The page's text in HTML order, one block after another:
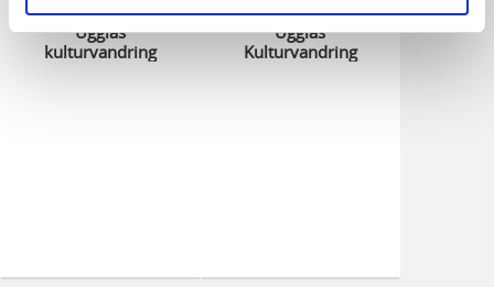
Fråga 3 - Birger
Ugglas
kulturvandring
Fråga 4 - Briger
Ugglas
Kulturvandring